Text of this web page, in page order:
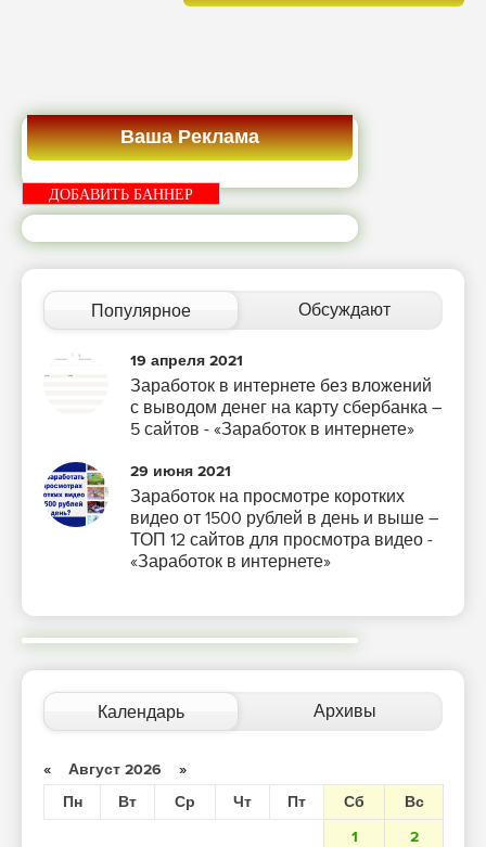
Ваша Реклама
ДОБАВИТЬ БАННЕР
Популярное Обсуждают
19 апреля 2021
Заработок в интернете без вложений
с выводом денег на карту сбербанка –
5 сайтов - «Заработок в интернете»
29 июня 2021
Заработок на просмотре коротких
видео от 1500 рублей в день и выше –
ТОП 12 сайтов для просмотра видео -
«Заработок в интернете»
Календарь Архивы
« Август 2026 »
Пн
Вт Ср Чт Пт Сб
Вс
1
2